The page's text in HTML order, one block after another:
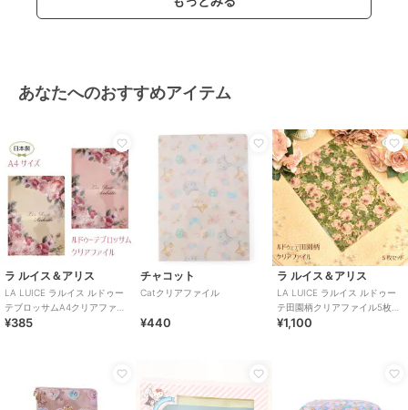
あなたへのおすすめアイテム
ラ ルイス＆アリス
LA LUICE ラルイス ルドゥー
テブロッサムA4クリアファイ
ル
¥385
チャコット
Catクリアファイル
¥440
ラ ルイス＆アリス
LA LUICE ラルイス ルドゥー
テ田園柄クリアファイル5枚セ
ット
¥1,100